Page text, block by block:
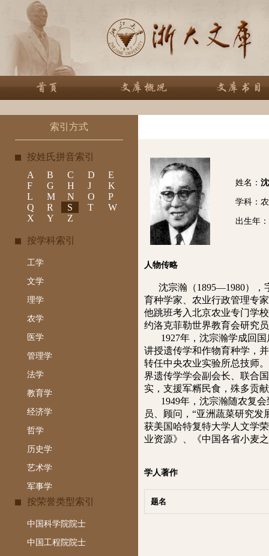
索引方式
按姓氏拼音索引
A
B C D
E
F
G H J
K
L
M N O
P
Q
R S T
W
X
Y Z
按学科索引
工学
文学
理学
农学
医学
管理学
法学
教育学
经济学
哲学
历史学
艺术学
军事学
按荣誉类型索引
中国科学院院士
中国工程院院士
姓名：
学科：
出生年
人物传略
沈宗瀚（1895—1980），
育种学家、农业行政管理专
他跳班考入北京农业专门学
约洛克菲勒世界教育会研究
1927年，沈宗瀚学成回国
讲授遗传学和作物育种学，
转任中央农业实验所总技师
界遗传学学会副会长、联合
实，支援军糈民食，殊多贡
1949年，沈宗瀚随农复会
员、顾问，“亚洲蔬菜研究
获美国哈特复特大学人文学
业资源》、《中国各省小麦
学人著作
题名